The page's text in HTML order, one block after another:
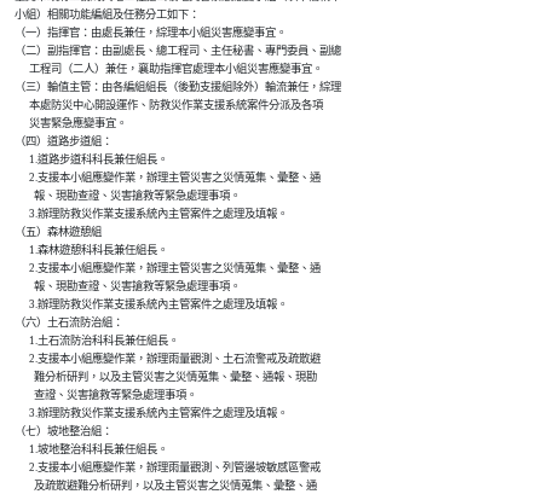
    小組）相關功能編組及任務分工如下：
    （一）指揮官：由處長兼任，綜理本小組災害應變事宜。
    （二）副指揮官：由副處長、總工程司、主任秘書、專門委員、副總
          工程司（二人）兼任，襄助指揮官處理本小組災害應變事宜。
    （三）輪值主管：由各編組組長（後勤支援組除外）輪流兼任，綜理
          本處防災中心開設運作、防救災作業支援系統案件分派及各項
          災害緊急應變事宜。
    （四）道路步道組：
          1.道路步道科科長兼任組長。
          2.支援本小組應變作業，辦理主管災害之災情蒐集、彙整、通
            報、現勘查證、災害搶救等緊急處理事項。
          3.辦理防救災作業支援系統內主管案件之處理及填報。
    （五）森林遊憩組
          1.森林遊憩科科長兼任組長。
          2.支援本小組應變作業，辦理主管災害之災情蒐集、彙整、通
            報、現勘查證、災害搶救等緊急處理事項。
          3.辦理防救災作業支援系統內主管案件之處理及填報。
    （六）土石流防治組：
          1.土石流防治科科長兼任組長。
          2.支援本小組應變作業，辦理雨量觀測、土石流警戒及疏散避
            難分析研判，以及主管災害之災情蒐集、彙整、通報、現勘
            查證、災害搶救等緊急處理事項。
          3.辦理防救災作業支援系統內主管案件之處理及填報。
    （七）坡地整治組：
          1.坡地整治科科長兼任組長。
          2.支援本小組應變作業，辦理雨量觀測、列管邊坡敏感區警戒
            及疏散避難分析研判，以及主管災害之災情蒐集、彙整、通